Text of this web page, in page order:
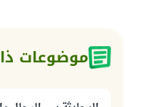
موضوعات